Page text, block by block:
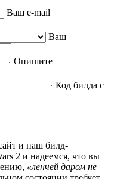
Ваш e-mail
Ваш
Опишите
Код билда с
и наш билд-
2 и надеемся, что вы
«ленчей даром не